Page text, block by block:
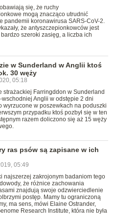
się, że ruchy
mogą znacząco utrudnić
pandemii koronawirusa SARS-CoV-2.
że antyszczepionkowców jest
szeroki zasięg, a liczba ich
w Sunderland w Anglii ktoś
30 węży
05:18
strażackiej Farringddon w Sunderland
wschodniej Anglii w odstępie 2 dni
wyrzucone w poszewkach na poduszki
przypadku ktoś pozbył się w ten
razem doliczono się aż 15 węży
ras psów są zapisane w ich
05:49
najszerzej zakrojonym badaniom tego
że różnice zachowania
znajdują swoje odzwierciedlenie
postęp. Mamy tu ograniczoną
ma sens, mówi Elaine Ostrander,
Research Institute, która nie była